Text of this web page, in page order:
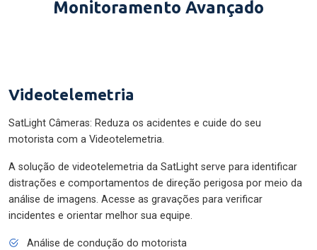
Monitoramento Avançado
Videotelemetria
SatLight Câmeras: Reduza os acidentes e cuide do seu
motorista com a Videotelemetria.
A solução de videotelemetria da SatLight serve para identificar
distrações e comportamentos de direção perigosa por meio da
análise de imagens. Acesse as gravações para verificar
incidentes e orientar melhor sua equipe.
Análise de condução do motorista